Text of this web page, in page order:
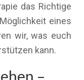
das Richtige
eines
wir, was euch
kann.
–